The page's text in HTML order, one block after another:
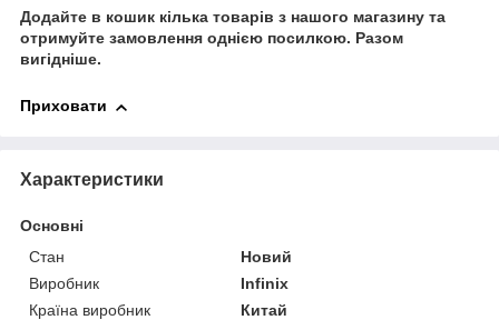
Додайте в кошик кілька товарів з нашого магазину та
отримуйте замовлення однією посилкою. Разом
вигідніше.
Приховати
Характеристики
Основні
Стан
Новий
Виробник
Infinix
Країна виробник
Китай